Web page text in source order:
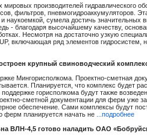
производителей гидравлического
фильтров, пневмогидроаккумуляторов.
наукоемкой, сумела достичь значительных
- благодаря высочайшему качеству,
Несмотря на достаточно узкую
включающая ряд элементов гидросистем,
крупный свиноводческий
Мингорисполкома. Проектно-сметная
Планируется, что комплекс будет
горисполкома будут также
сметной документации для ферм уже
обеспечение. Сами комплексы будут
ферм планируется начать не
...подробнее
ВЛН-4,5 готово наладить ОАО